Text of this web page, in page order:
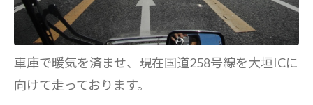
車庫で暖気を済ませ、現在国道258号線を大垣ICに
向けて走っております。